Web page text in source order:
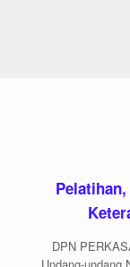
DPN
Undang-undang